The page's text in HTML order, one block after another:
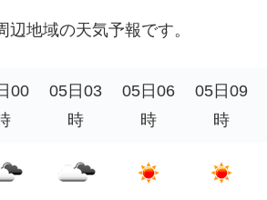
地域の天気予報です。
00
05日03
時
05日06
時
05日09
時